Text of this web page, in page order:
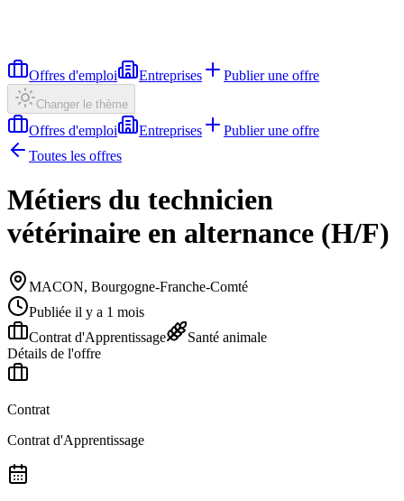
Offres d'emploi Entreprises Publier une offre
Changer le thème
Offres d'emploi Entreprises
Publier une offre
Toutes les offres
Métiers du technicien
vétérinaire en alternance (H/F)
MACON, Bourgogne-Franche-Comté
Publiée il y a 1 mois
Contrat d'Apprentissage
Santé animale
Détails de l'offre
Contrat
Contrat d'Apprentissage